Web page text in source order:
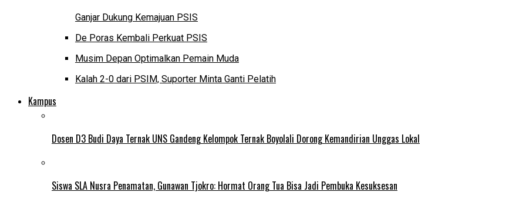
Ganjar Dukung Kemajuan PSIS
De Poras Kembali Perkuat PSIS
Musim Depan Optimalkan Pemain Muda
Kalah 2-0 dari PSIM, Suporter Minta Ganti Pelatih
Kampus
Dosen D3 Budi Daya Ternak UNS Gandeng Kelompok Ternak Boyolali Dorong Kemandirian Unggas Lokal
Siswa SLA Nusra Penamatan, Gunawan Tjokro: Hormat Orang Tua Bisa Jadi Pembuka Kesuksesan